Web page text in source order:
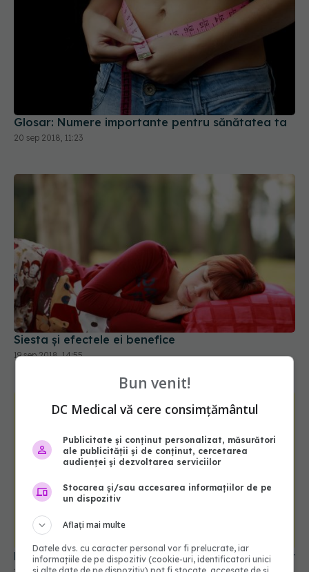
Glosar: Numere importante pentru sănătatea ta
20 sep 2018, 11:23
Siesta și efectele ei benefice
19 sep 2018, 14:55
Psiholog: Cum te abții de la ţipat, urlat sau strigat
Bun venit!
DC Medical vă cere consimțământul
Publicitate și conținut personalizat, măsurători
ale publicității și de conținut, cercetarea
audienței și dezvoltarea serviciilor
Stocarea și/sau accesarea informațiilor de pe
un dispozitiv
Aflați mai multe
Datele dvs. cu caracter personal vor fi prelucrate, iar
informațiile de pe dispozitiv (cookie-uri, identificatori unici